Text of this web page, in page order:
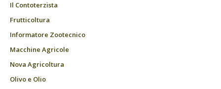
Il Contoterzista
Frutticoltura
Informatore Zootecnico
Macchine Agricole
Nova Agricoltura
Olivo e Olio